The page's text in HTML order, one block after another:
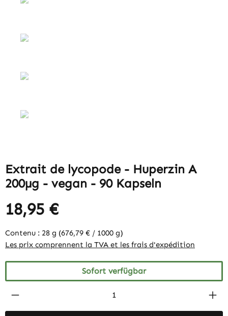
Extrait de lycopode - Huperzin A
200µg - vegan - 90 Kapseln
18,95 €
Contenu : 28 g (676,79 € / 1000 g)
Les prix comprennent la TVA et les frais d'expédition
Sofort verfügbar
Produkt Anzahl: Gib den gewünschten